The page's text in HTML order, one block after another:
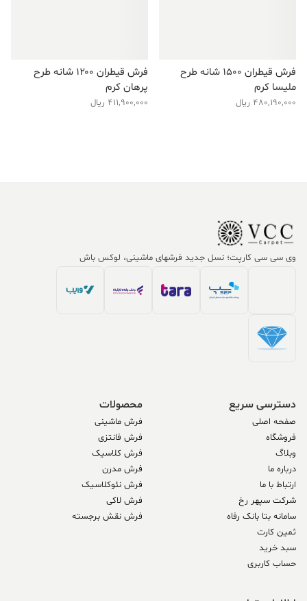
فرش قیطران ۱۵۰۰ شانه طرح
ملیسا کرم
480,190,000 ریال
فرش قیطران ۱۲۰۰ شانه طرح
پرهان کرم
411,900,000 ریال
وی سی سی کارپت؛ نسل جدید فرشهای ماشینی، لوکس باش
دسترسی سریع
صفحه اصلی
فروشگاه
وبلاگ
درباره ما
ارتباط با ما
شرکت سپهر رخ
سامانه بتا بانک رفاه
ثمین کارت
سبد خرید
حساب کاربری
محصولات
فرش ماشینی
فرش فانتزی
فرش کلاسیک
فرش مدرن
فرش نئوکلاسیک
فرش لاکی
فرش نقش برجسته